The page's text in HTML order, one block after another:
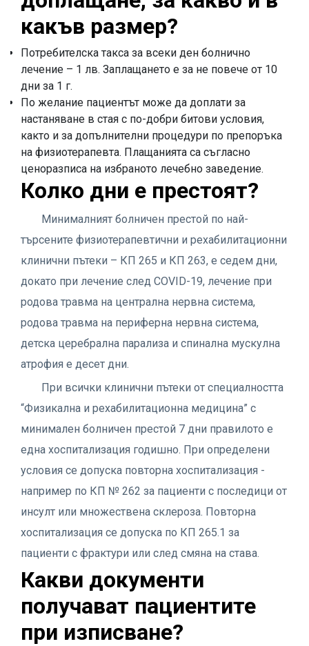
какъв размер?
Потребителска такса за всеки ден болнично
лечение – 1 лв. Заплащането е за не повече от 10
дни за 1 г.
По желание пациентът може да доплати за
настаняване в стая с по-добри битови условия,
както и за допълнителни процедури по препоръка
на физиотерапевта. Плащанията са съгласно
ценоразписа на избраното лечебно заведение.
Колко дни е престоят?
Минималният болничен престой по най-
търсените физиотерапевтични и рехабилитационни
клинични пътеки – КП 265 и КП 263, е седем дни,
докато при лечение след COVID-19, лечение при
родова травма на централна нервна система,
родова травма на периферна нервна система,
детска церебрална парализа и спинална мускулна
атрофия е десет дни.
При всички клинични пътеки от специалността
“Физикална и рехабилитационна медицина” с
минимален болничен престой 7 дни правилото е
една хоспитализация годишно. При определени
условия се допуска повторна хоспитализация -
например по КП № 262 за пациенти с последици от
инсулт или множествена склероза. Повторна
хоспитализация се допуска по КП 265.1 за
пациенти с фрактури или след смяна на става.
Какви документи
получават пациентите
при изписване?